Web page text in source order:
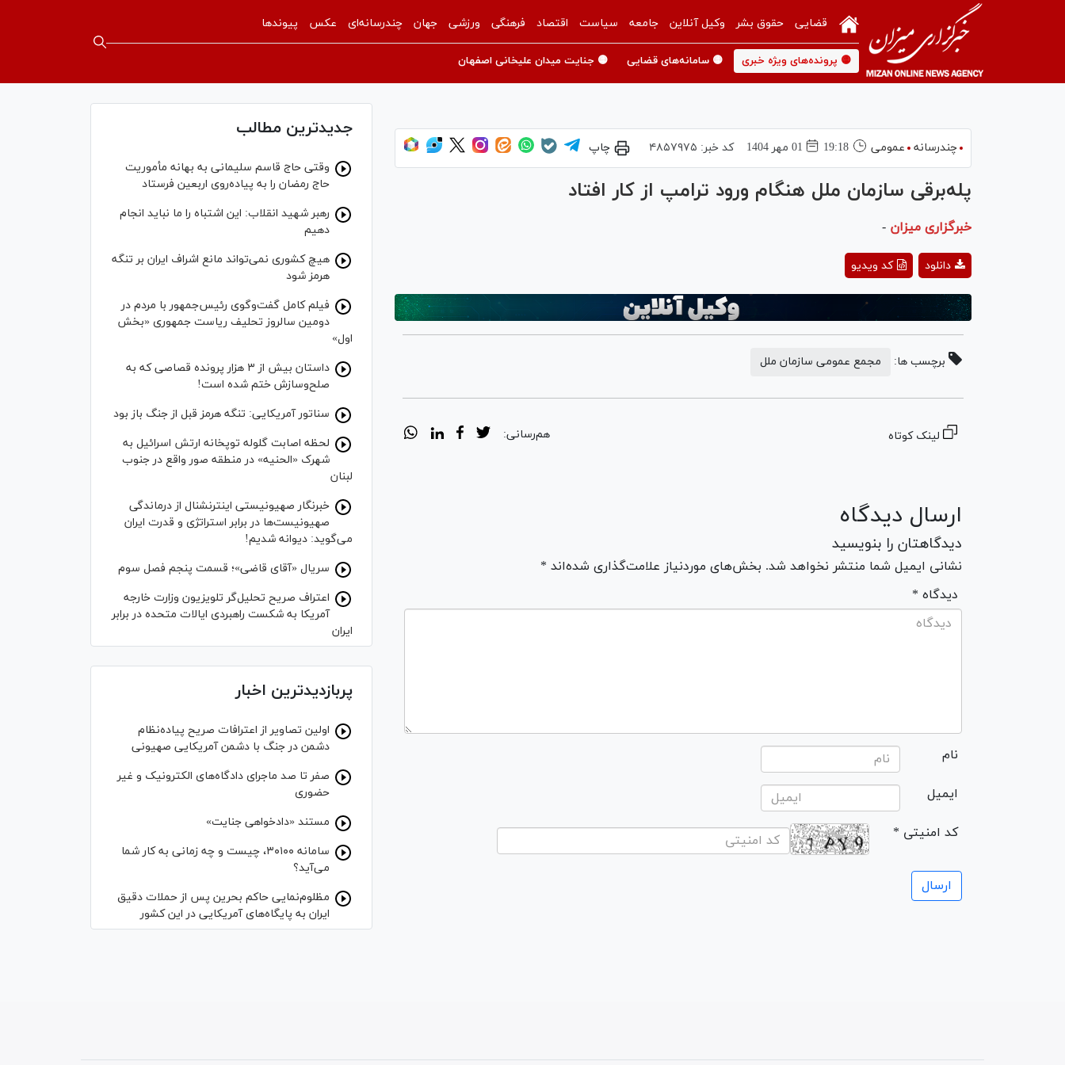
قضایی حقوق بشر وکیل آنلاین جامعه سیاست اقتصاد فرهنگی ورزشی جهان چندرسانه‌ای عکس پیوندها
🟡 پرونده‌های ویژه خبری 🟡 سامانه‌های قضایی 🟡 جنایت میدان علیخانی اصفهان
چندرسانه عمومی 19:18 01 مهر 1404 کد خبر: ۴۸۵۷۹۷۵ چاپ
پله‌برقی سازمان ملل هنگام ورود ترامپ از کار افتاد
خبرگزاری میزان -
Video
کد ویدیو دانلود
برچسب ها: مجمع عمومی سازمان ملل
لینک کوتاه هم‌رسانی:
ارسال دیدگاه
دیدگاهتان را بنویسید
نشانی ایمیل شما منتشر نخواهد شد. بخش‌های موردنیاز علامت‌گذاری شده‌اند *
* دیدگاه
نام
ایمیل
* کد امنیتی
جدیدترین مطالب
وقتی حاج قاسم سلیمانی به بهانه مأموریت
حاج رمضان را به پیاده‌روی اربعین فرستاد
رهبر شهید انقلاب: این اشتباه را ما نباید انجام
دهیم
هیچ کشوری نمی‌تواند مانع اشراف ایران بر تنگه
هرمز شود
فیلم کامل گفت‌وگوی رئیس‌جمهور با مردم در
دومین سالروز تحلیف ریاست جمهوری «بخش
اول»
داستان بیش از ۳ هزار پرونده قصاصی که به
صلح‌وسازش ختم شده است!
سناتور آمریکایی: تنگه هرمز قبل از جنگ باز بود
لحظه اصابت گلوله توپخانه ارتش اسرائیل به
شهرک «الحنیه» در منطقه صور واقع در جنوب
لبنان
خبرنگار صهیونیستی اینترنشنال از درماندگی
صهیونیست‌ها در برابر استراتژی و قدرت ایران
می‌گوید: دیوانه شدیم!
سریال «آقای قاضی»؛ قسمت پنجم فصل سوم
اعتراف صریح تحلیل‌گر تلویزیون وزارت خارجه
آمریکا به شکست راهبردی ایالات متحده در برابر
ایران
پربازدیدترین اخبار
اولین تصاویر از اعترافات صریح پیاده‌نظام‌
دشمن در جنگ با دشمن آمریکایی صهیونی
صفر تا صد ماجرای دادگاه‌های الکترونیک و غیر
حضوری
مستند «دادخواهی جنایت»
سامانه ۳۰۱۰۰، چیست و چه زمانی به کار شما
می‌آید؟
مظلوم‌نمایی حاکم بحرین پس از حملات دقیق
ایران به پایگاه‌های آمریکایی در این کشور